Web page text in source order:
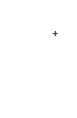
+